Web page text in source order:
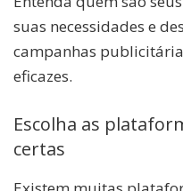
suas necessidades e
campanhas
eficazes.
Escolha as
certas